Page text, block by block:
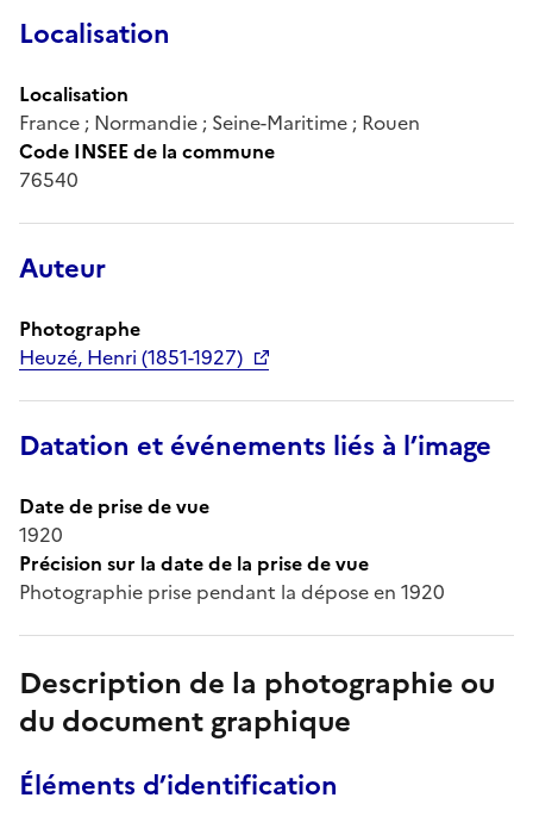
Localisation
Localisation
France ; Normandie ; Seine-Maritime ; Rouen
Code INSEE de la commune
76540
Auteur
Photographe
Heuzé, Henri (1851-1927)
Datation et événements liés à l’image
Date de prise de vue
1920
Précision sur la date de la prise de vue
Photographie prise pendant la dépose en 1920
Description de la photographie ou
du document graphique
Éléments d’identification